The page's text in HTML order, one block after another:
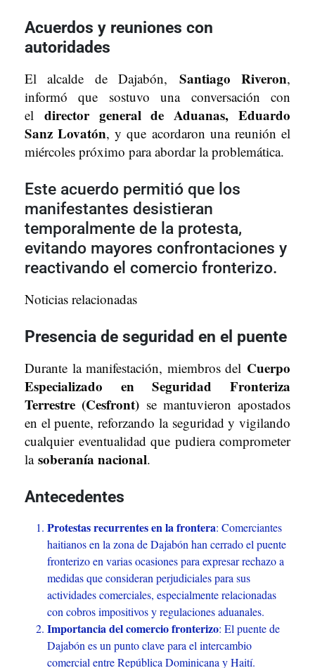
Acuerdos y reuniones con
autoridades
El alcalde de Dajabón, Santiago Riveron,
informó que sostuvo una conversación con
el director general de Aduanas, Eduardo
Sanz Lovatón, y que acordaron una reunión el
miércoles próximo para abordar la problemática.
Este acuerdo permitió que los
manifestantes desistieran
temporalmente de la protesta,
evitando mayores confrontaciones y
reactivando el comercio fronterizo.
Noticias relacionadas
Presencia de seguridad en el puente
Durante la manifestación, miembros del Cuerpo
Especializado en Seguridad Fronteriza
Terrestre (Cesfront) se mantuvieron apostados
en el puente, reforzando la seguridad y vigilando
cualquier eventualidad que pudiera comprometer
la soberanía nacional.
Antecedentes
Protestas recurrentes en la frontera: Comerciantes
haitianos en la zona de Dajabón han cerrado el puente
fronterizo en varias ocasiones para expresar rechazo a
medidas que consideran perjudiciales para sus
actividades comerciales, especialmente relacionadas
con cobros impositivos y regulaciones aduanales.
Importancia del comercio fronterizo: El puente de
Dajabón es un punto clave para el intercambio
comercial entre República Dominicana y Haití.